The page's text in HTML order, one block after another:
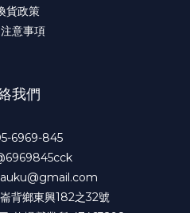
貨政策
意事項
我們
6969-845
背鄉東興182之32號